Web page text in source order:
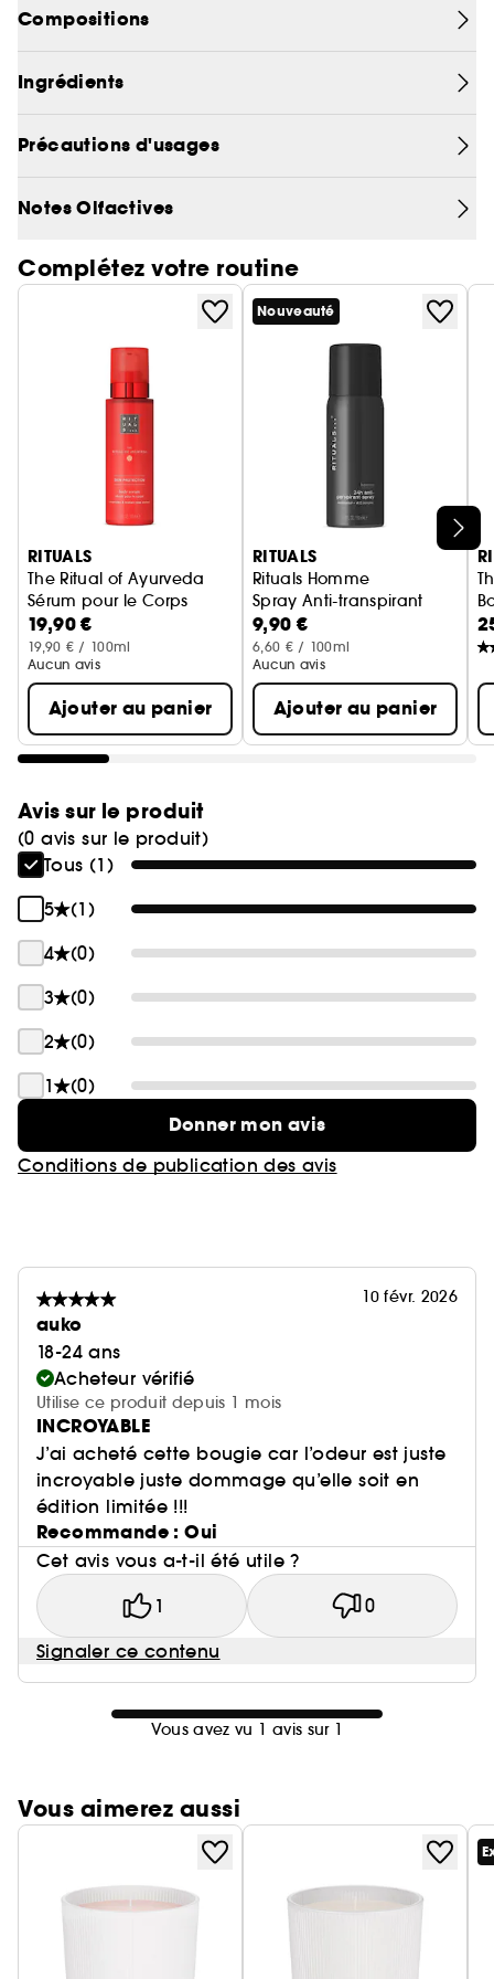
• Jusqu'à 60 heures de combustion
• Senteur fraîche et élégante
• Support en verre réutilisable
Compositions
Ingrédients
Précautions d'usages
Notes Olfactives
Complétez votre routine
Ignorer le carrousel produits
RITUALS
The Ritual of Ayurveda
Sérum pour le Corps
19,90 €
19,90 € / 100ml
Aucun avis
Ajouter au panier
Nouveauté
RITUALS
Rituals Homme
Spray Anti-transpirant
9,90 €
6,60 € / 100ml
Aucun avis
Ajouter au panier
Avis sur le produit
(0 avis sur le produit)
Tous (1)
5
(1)
4
(0)
3
(0)
2
(0)
1
(0)
Donner mon avis
Conditions de publication des avis
10 févr. 2026
auko
18-24 ans
Acheteur vérifié
Utilise ce produit depuis 1 mois
INCROYABLE
J’ai acheté cette bougie car l’odeur est juste
incroyable juste dommage qu’elle soit en
édition limitée !!!
Recommande : Oui
Cet avis vous a-t-il été utile ?
1 0
Signaler ce contenu
Vous avez vu 1 avis sur 1
Vous aimerez aussi